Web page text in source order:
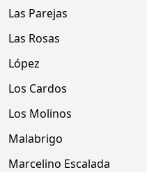
Las Parejas
Las Rosas
López
Los Cardos
Los Molinos
Malabrigo
Marcelino Escalada